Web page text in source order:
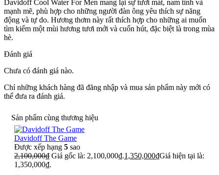
Davidoff Cool Water For Men mang lại sự tươi mát, nam tính và
mạnh mẽ, phù hợp cho những người đàn ông yêu thích sự năng
động và tự do. Hương thơm này rất thích hợp cho những ai muốn
tìm kiếm một mùi hương tươi mới và cuốn hút, đặc biệt là trong mùa
hè.
Đánh giá
Chưa có đánh giá nào.
Chỉ những khách hàng đã đăng nhập và mua sản phẩm này mới có
thể đưa ra đánh giá.
Sản phẩm cùng thương hiệu
Davidoff The Game
Được xếp hạng 5 sao
2,100,000₫ Giá gốc là: 2,100,000₫.1,350,000₫Giá hiện tại là:
1,350,000₫.